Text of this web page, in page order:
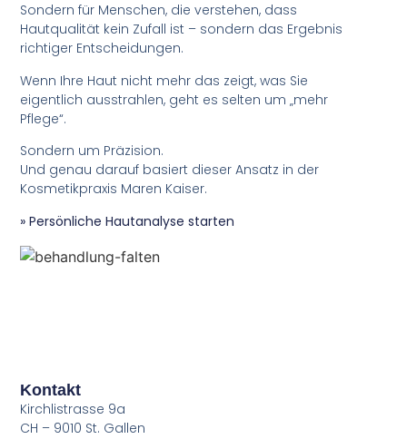
Sondern für Menschen, die verstehen, dass
Hautqualität kein Zufall ist – sondern das Ergebnis
richtiger Entscheidungen.
Wenn Ihre Haut nicht mehr das zeigt, was Sie
eigentlich ausstrahlen, geht es selten um „mehr
Pflege“.
Sondern um Präzision.
Und genau darauf basiert dieser Ansatz in der
Kosmetikpraxis Maren Kaiser.
» Persönliche Hautanalyse starten
Kontakt
Kirchlistrasse 9a
CH – 9010 St. Gallen